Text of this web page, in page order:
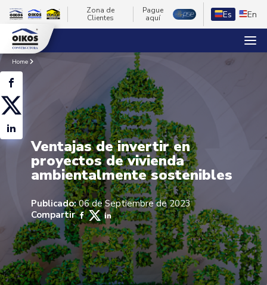
Zona de
Clientes
Pague
aquí
Es En
Home
Ventajas de invertir en
proyectos de vivienda
ambientalmente sostenibles
Publicado:06 de Septiembre de 2023
Compartir